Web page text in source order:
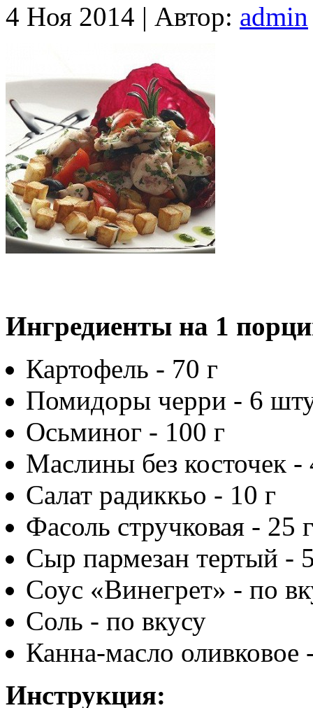
4 Ноя 2014 | Автор: admin
Ингредиенты на 1
Картофель - 70 г
Помидоры черри - 6
Осьминог - 100 г
Маслины без косточек
Салат радиккьо - 10 г
Фасоль стручковая - 25 г
Сыр пармезан тертый -
Соус «Винегрет» - по
Соль - по вкусу
Канна-масло оливковое
Инструкция: